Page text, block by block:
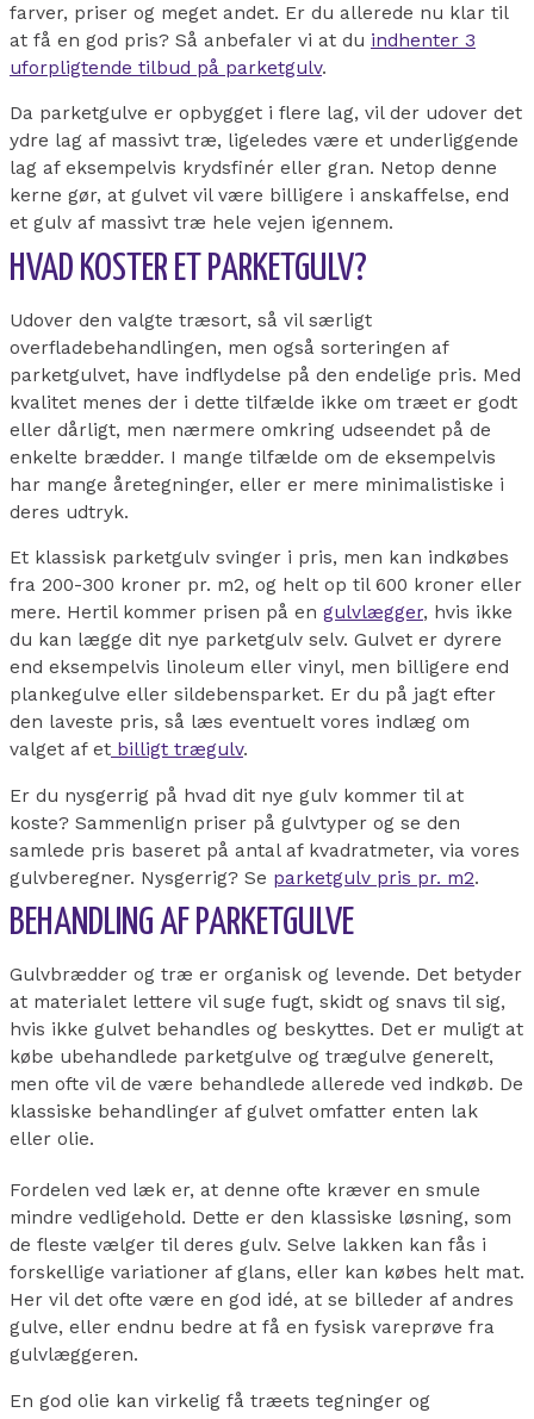
farver, priser og meget andet. Er du allerede nu klar til
at få en god pris? Så anbefaler vi at du indhenter 3
uforpligtende tilbud på parketgulv.
Da parketgulve er opbygget i flere lag, vil der udover det
ydre lag af massivt træ, ligeledes være et underliggende
lag af eksempelvis krydsfinér eller gran. Netop denne
kerne gør, at gulvet vil være billigere i anskaffelse, end
et gulv af massivt træ hele vejen igennem.
HVAD KOSTER ET PARKETGULV?
Udover den valgte træsort, så vil særligt
overfladebehandlingen, men også sorteringen af
parketgulvet, have indflydelse på den endelige pris. Med
kvalitet menes der i dette tilfælde ikke om træet er godt
eller dårligt, men nærmere omkring udseendet på de
enkelte brædder. I mange tilfælde om de eksempelvis
har mange åretegninger, eller er mere minimalistiske i
deres udtryk.
Et klassisk parketgulv svinger i pris, men kan indkøbes
fra 200-300 kroner pr. m2, og helt op til 600 kroner eller
mere. Hertil kommer prisen på en gulvlægger, hvis ikke
du kan lægge dit nye parketgulv selv. Gulvet er dyrere
end eksempelvis linoleum eller vinyl, men billigere end
plankegulve eller sildebensparket. Er du på jagt efter
den laveste pris, så læs eventuelt vores indlæg om
valget af et billigt trægulv.
Er du nysgerrig på hvad dit nye gulv kommer til at
koste? Sammenlign priser på gulvtyper og se den
samlede pris baseret på antal af kvadratmeter, via vores
gulvberegner. Nysgerrig? Se parketgulv pris pr. m2.
BEHANDLING AF PARKETGULVE
Gulvbrædder og træ er organisk og levende. Det betyder
at materialet lettere vil suge fugt, skidt og snavs til sig,
hvis ikke gulvet behandles og beskyttes. Det er muligt at
købe ubehandlede parketgulve og trægulve generelt,
men ofte vil de være behandlede allerede ved indkøb. De
klassiske behandlinger af gulvet omfatter enten lak
eller olie.
Fordelen ved læk er, at denne ofte kræver en smule
mindre vedligehold. Dette er den klassiske løsning, som
de fleste vælger til deres gulv. Selve lakken kan fås i
forskellige variationer af glans, eller kan købes helt mat.
Her vil det ofte være en god idé, at se billeder af andres
gulve, eller endnu bedre at få en fysisk vareprøve fra
gulvlæggeren.
En god olie kan virkelig få træets tegninger og